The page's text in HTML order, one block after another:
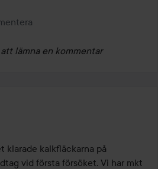
lämna en kommentar
4 år
klarade kalkfläckarna på
vid första försöket. Vi har mkt